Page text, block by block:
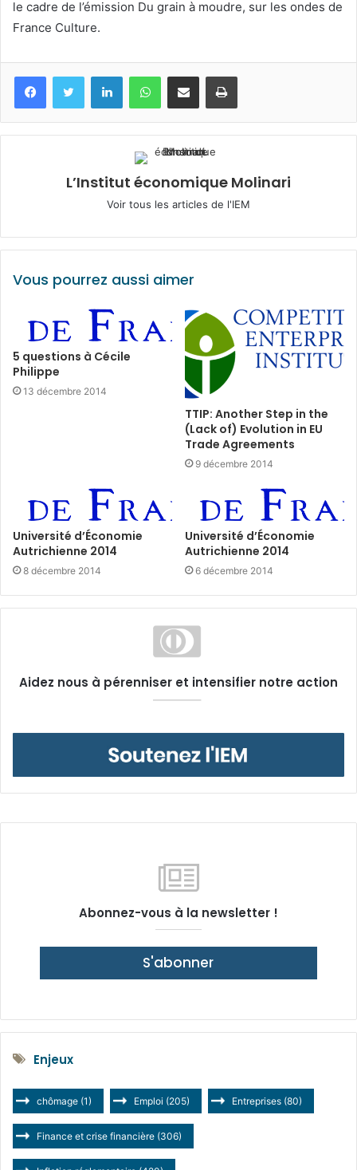
le cadre de l’émission Du grain à moudre, sur les ondes de
France Culture.
FacebookTwitter LinkedinWhatsApp
Partagez par mail Imprimez
L’Institut économique Molinari
Voir tous les articles de l'IEM
Vous pourrez aussi aimer
5 questions à Cécile
Philippe
13 décembre 2014
TTIP: Another Step in the
(Lack of) Evolution in EU
Trade Agreements
9 décembre 2014
Université d’Économie
Autrichienne 2014
8 décembre 2014
Université d’Économie
Autrichienne 2014
6 décembre 2014
Aidez nous à pérenniser et intensifier notre action
Abonnez-vous à la newsletter !
S'abonner
Enjeux
chômage (1) Emploi (205) Entreprises (80)
Finance et crise financière (306)